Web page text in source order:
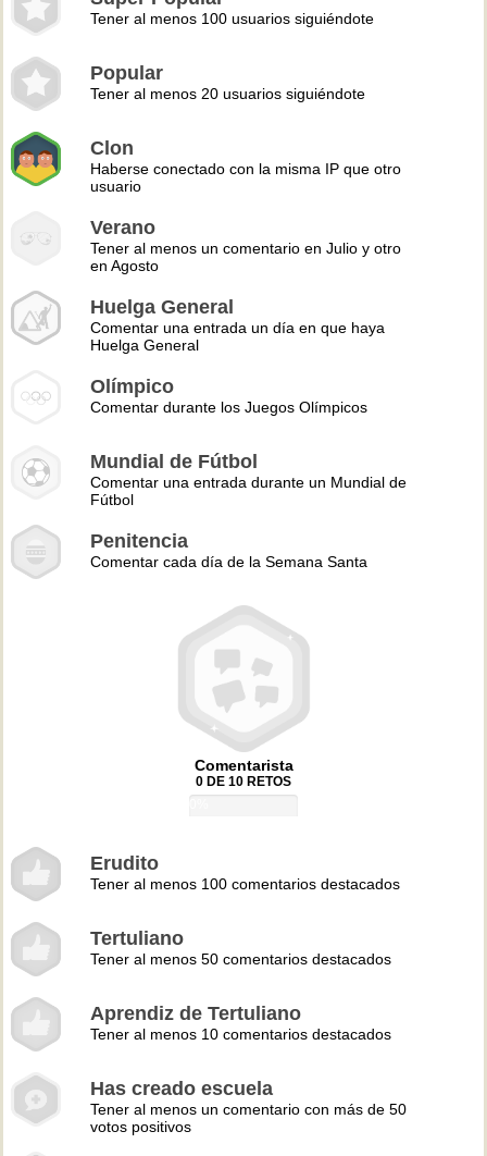
Tener al menos 100 usuarios siguiéndote
Popular
Tener al menos 20 usuarios siguiéndote
Clon
Haberse conectado con la misma IP que otro
usuario
Verano
Tener al menos un comentario en Julio y otro
en Agosto
Huelga General
Comentar una entrada un día en que haya
Huelga General
Olímpico
Comentar durante los Juegos Olímpicos
Mundial de Fútbol
Comentar una entrada durante un Mundial de
Fútbol
Penitencia
Comentar cada día de la Semana Santa
Comentarista
0 DE 10 RETOS
Erudito
Tener al menos 100 comentarios destacados
Tertuliano
Tener al menos 50 comentarios destacados
Aprendiz de Tertuliano
Tener al menos 10 comentarios destacados
Has creado escuela
Tener al menos un comentario con más de 50
votos positivos